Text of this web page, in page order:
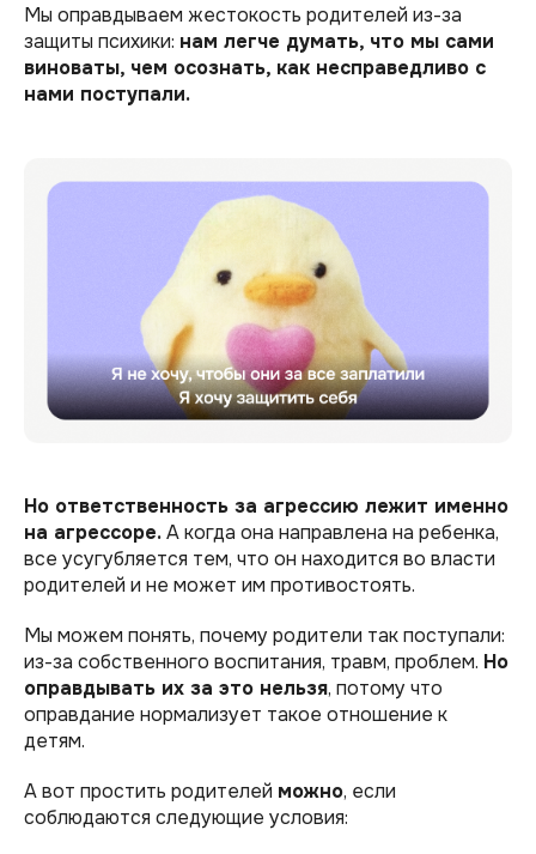
Мы оправдываем жестокость родителей из-за
защиты психики: нам легче думать, что мы сами
виноваты, чем осознать, как несправедливо с
нами поступали.
Но ответственность за агрессию лежит именно
на агрессоре.А когда она направлена на ребенка,
все усугубляется тем, что он находится во власти
родителей и не может им противостоять.
Мы можем понять, почему родители так поступали:
из-за собственного воспитания, травм, проблем. Но
оправдывать их за это нельзя, потому что
оправдание нормализует такое отношение к
детям.
А вот простить родителей можно, если
соблюдаются следующие условия: